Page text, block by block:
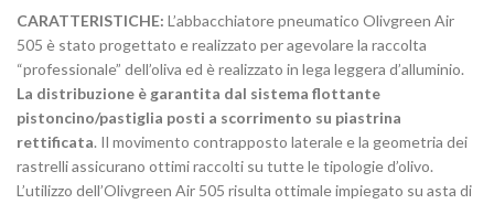
CARATTERISTICHE: L’abbacchiatore pneumatico Olivgreen Air
505 è stato progettato e realizzato per agevolare la raccolta
“professionale” dell’oliva ed è realizzato in lega leggera d’alluminio.
La distribuzione è garantita dal sistema flottante
pistoncino/pastiglia posti a scorrimento su piastrina
rettificata. Il movimento contrapposto laterale e la geometria dei
rastrelli assicurano ottimi raccolti su tutte le tipologie d’olivo.
L’utilizzo dell’Olivgreen Air 505 risulta ottimale impiegato su asta di